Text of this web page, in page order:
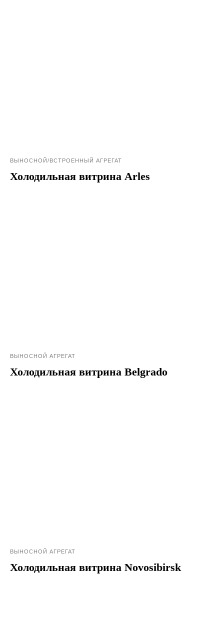
ВЫНОСНОЙ/ВСТРОЕННЫЙ АГРЕГАТ
Холодильная витрина Arles
ВЫНОСНОЙ АГРЕГАТ
Холодильная витрина Belgrado
ВЫНОСНОЙ АГРЕГАТ
Холодильная витрина Novosibirsk